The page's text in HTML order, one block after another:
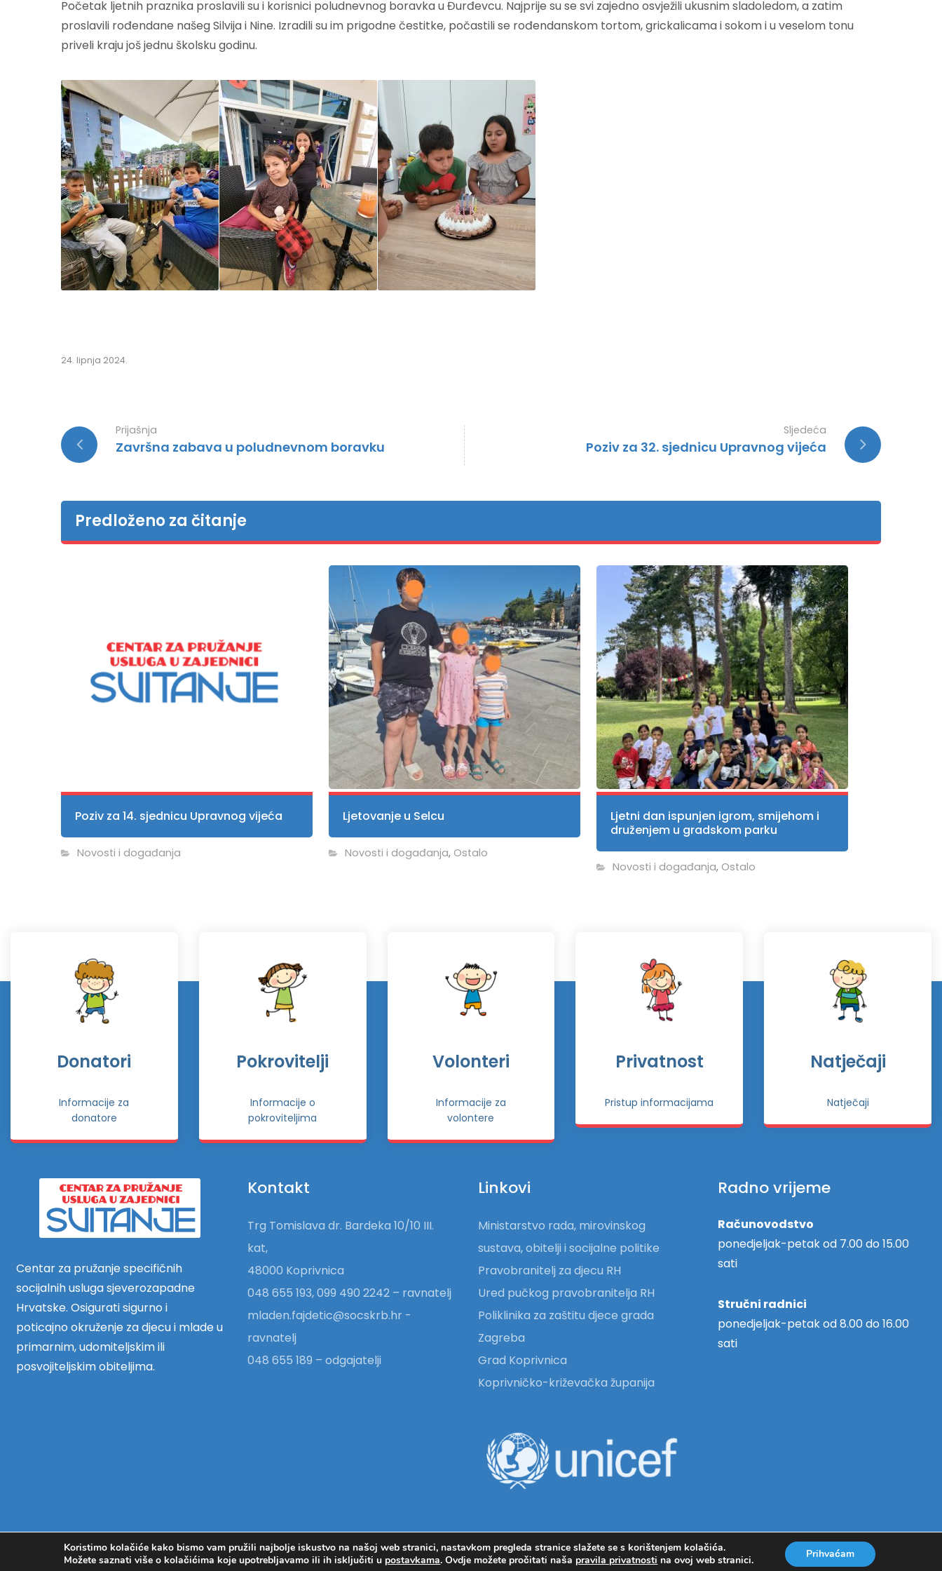
Početak ljetnih praznika proslavili su i korisnici poludnevnog boravka u Đurđevcu. Najprije su se svi zajedno osvježili ukusnim sladoledom, a zatim
proslavili rođendane našeg Silvija i Nine. Izradili su im prigodne čestitke, počastili se rođendanskom tortom, grickalicama i sokom i u veselom tonu
priveli kraju još jednu školsku godinu.
24. lipnja 2024.
Prijašnja
Završna zabava u poludnevnom boravku
Sljedeća
Poziv za 32. sjednicu Upravnog vijeća
Predloženo za čitanje
Poziv za 14. sjednicu Upravnog vijeća
Novosti i događanja
Ljetovanje u Selcu
Novosti i događanja, Ostalo
Ljetni dan ispunjen igrom, smijehom i
druženjem u gradskom parku
Novosti i događanja, Ostalo
Donatori
Informacije za
donatore
Pokrovitelji
Informacije o
pokroviteljima
Volonteri
Informacije za
volontere
Privatnost
Pristup informacijama
Natječaji
Natječaji
Centar za pružanje specifičnih
socijalnih usluga sjeverozapadne
Hrvatske. Osigurati sigurno i
poticajno okruženje za djecu i mlade u
primarnim, udomiteljskim ili
posvojiteljskim obiteljima.
Kontakt
Trg Tomislava dr. Bardeka 10/10 III.
kat,
48000 Koprivnica
048 655 193, 099 490 2242 – ravnatelj
mladen.fajdetic@socskrb.hr -
ravnatelj
048 655 189 – odgajatelji
Linkovi
Ministarstvo rada, mirovinskog
sustava, obitelji i socijalne politike
Pravobranitelj za djecu RH
Ured pučkog pravobranitelja RH
Poliklinika za zaštitu djece grada
Zagreba
Grad Koprivnica
Koprivničko-križevačka županija
Radno vrijeme
Računovodstvo
ponedjeljak-petak od 7.00 do 15.00
sati
Stručni radnici
ponedjeljak-petak od 8.00 do 16.00
sati
Copyright © 2018. - Centar za pružanje usluga u zajednici Svitanje Koprivnica -Pravila privatnosti Izrada web stranica
/
Hosting
Koristimo kolačiće kako bismo vam pružili najbolje iskustvo na našoj web stranici, nastavkom pregleda stranice slažete se s korištenjem kolačića.
Možete saznati više o kolačićima koje upotrebljavamo ili ih isključiti u postavkama. Ovdje možete pročitati naša pravila privatnosti na ovoj web stranici. Prihvaćam